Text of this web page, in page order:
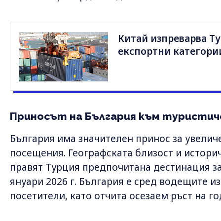
Китай изпреварва
експортни
Приносът на България към
България има значителен принос за
посещения. Географската близост и
правят Турция предпочитана дестинация
януари 2026 г. България е сред водещите
посетители, като отчита осезаем ръст на